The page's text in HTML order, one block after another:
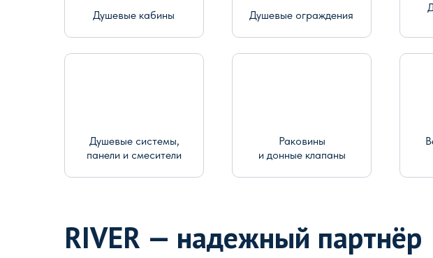
Душевые системы,
панели и смесители
Душевые кабины Душевые ограждения
Раковины
и донные клапаны
RIVER — надежный партнёр